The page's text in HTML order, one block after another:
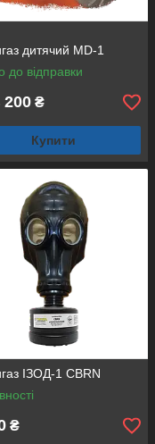
дитячий MD-1
до відправки
200 ₴
Купити
ІЗОД-1 СBRN
₴